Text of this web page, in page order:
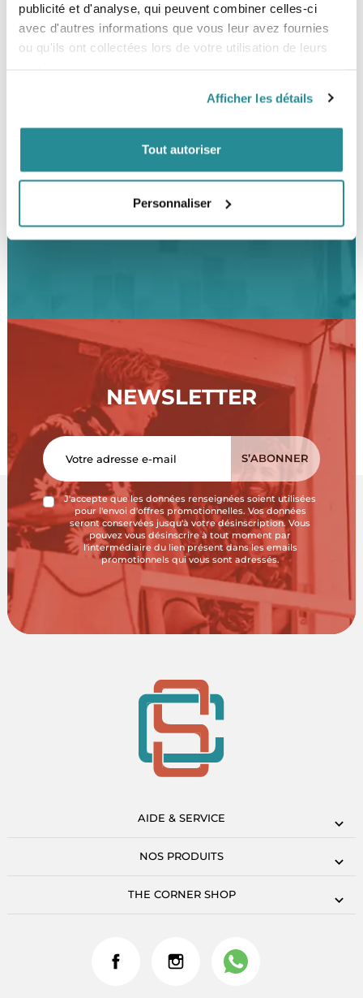
publicité et d'analyse, qui peuvent combiner celles-ci
avec d'autres informations que vous leur avez fournies
ou qu'ils ont collectées lors de votre utilisation de leurs
Afficher les détails
Tout autoriser
Personnaliser
BESOIN D’UN CONSEIL ?
11h-13h / 14h-19h
NOUS-CONTACTER
NEWSLETTER
J'accepte que les données renseignées soient utilisées
pour l'envoi d'offres promotionnelles. Vos données
seront conservées jusqu'à votre désinscription. Vous
pouvez vous désinscrire à tout moment par
l'intermédiaire du lien présent dans les emails
promotionnels qui vous sont adressés.
AIDE & SERVICE
NOS PRODUITS
THE CORNER SHOP